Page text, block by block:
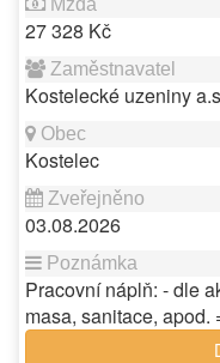
27 328 Kč
Kostelecké uzeniny
Kostelec
03.08.2026
Pracovní náplň: - dle
masa, sanitace,